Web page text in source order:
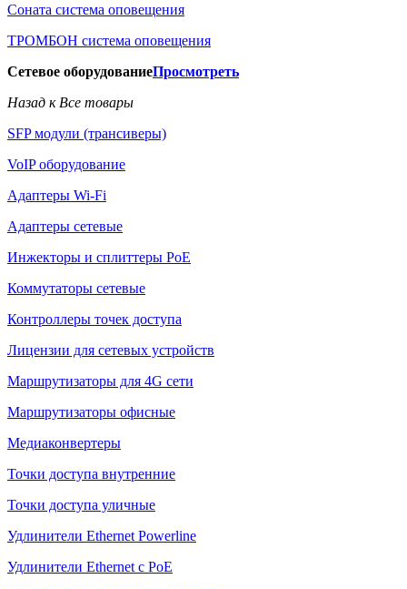
Соната система оповещения
ТРОМБОН система оповещения
Сетевое оборудованиеПросмотреть
Назад к Все товары
SFP модули (трансиверы)
VoIP оборудование
Адаптеры Wi-Fi
Адаптеры сетевые
Инжекторы и сплиттеры РоЕ
Коммутаторы сетевые
Контроллеры точек доступа
Лицензии для сетевых устройств
Маршрутизаторы для 4G сети
Маршрутизаторы офисные
Медиаконвертеры
Точки доступа внутренние
Точки доступа уличные
Удлинители Ethernet Powerline
Удлинители Ethernet с PoE